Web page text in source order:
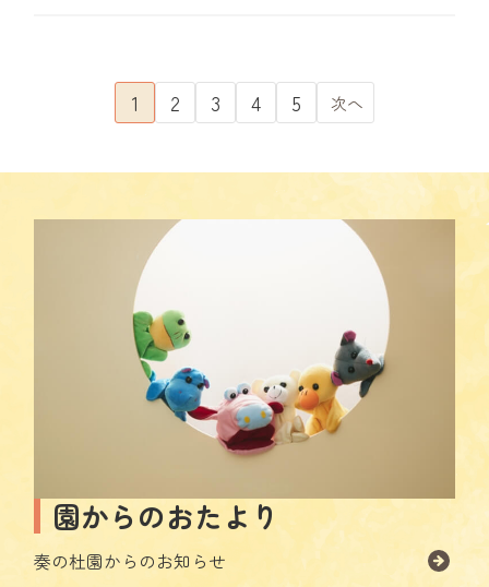
1 2 3 4 5 次へ
園からのおたより
奏の杜園からのお知らせ